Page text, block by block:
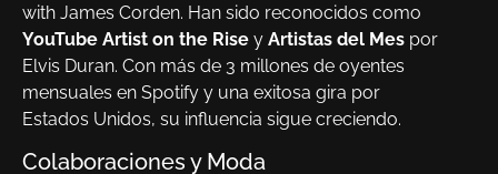
with James Corden. Han sido reconocidos como
YouTube Artist on the Rise y Artistas del Mes por
Elvis Duran. Con más de 3 millones de oyentes
mensuales en Spotify y una exitosa gira por
Estados Unidos, su influencia sigue creciendo.
Colaboraciones y Moda